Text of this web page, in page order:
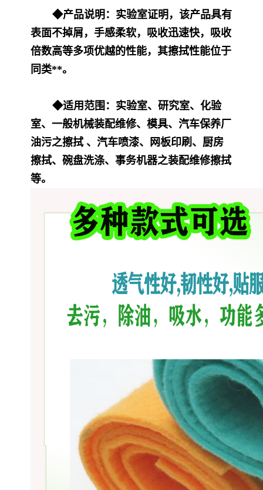
◆产品说明：实验室证明，该产品具有
表面不掉屑，手感柔软，吸收迅速快，吸收
倍数高等多项优越的性能，其擦拭性能位于
同类**。
◆适用范围：实验室、研究室、化验
室、一般机械装配维修、模具、汽车保养厂
油污之擦拭 、汽车喷漆、网板印刷、厨房
擦拭、碗盘洗涤、事务机器之装配维修擦拭
等。